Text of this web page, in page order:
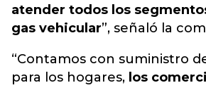
atender todos los
gas vehicular”, señaló la
“Contamos con suministro
para los hogares, los